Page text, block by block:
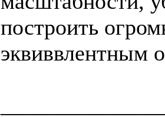
построить
эквиввлентным